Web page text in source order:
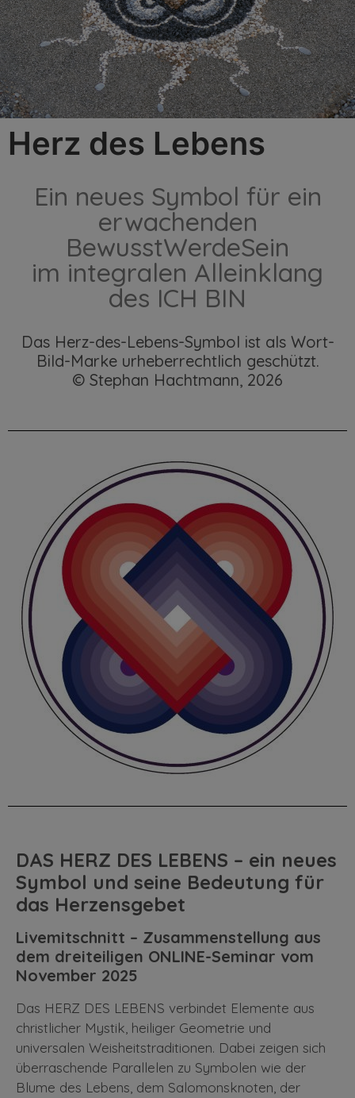
Herz des Lebens
Ein neues Symbol für ein
erwachenden
BewusstWerdeSein
im integralen Alleinklang
des ICH BIN
Das Herz-des-Lebens-Symbol ist als Wort-
Bild-Marke urheberrechtlich geschützt.
© Stephan Hachtmann, 2026
DAS HERZ DES LEBENS – ein neues
Symbol und seine Bedeutung für
das Herzensgebet
Livemitschnitt – Zusammenstellung aus
dem dreiteiligen ONLINE-Seminar vom
November 2025
Das HERZ DES LEBENS verbindet Elemente aus
christlicher Mystik, heiliger Geometrie und
universalen Weisheitstraditionen. Dabei zeigen sich
überraschende Parallelen zu Symbolen wie der
Blume des Lebens, dem Salomonsknoten, der